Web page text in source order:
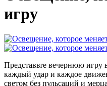
игру
Представьте вечернюю игру
каждый удар и каждое
светом без пульсаций и